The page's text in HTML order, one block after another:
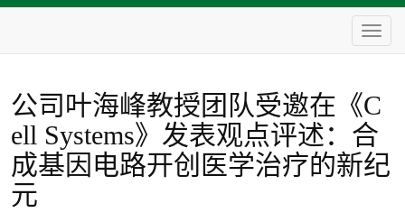
Nav2
公司叶海峰教授团队受邀在《C
ell Systems》发表观点评述：合
成基因电路开创医学治疗的新纪
元